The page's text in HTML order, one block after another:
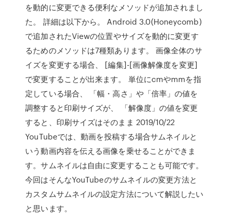
を動的に変更できる便利なメソッドが追加されまし
た。 詳細は以下から。 Android 3.0(Honeycomb)
で追加されたViewの位置やサイズを動的に変更す
るためのメソッドは7種類あります。 画像全体のサ
イズを変更する場合、 [編集]-[画像解像度を変更]
で変更することが出来ます。 単位にcmやmmを指
定している場合、 「幅・高さ」や「倍率」の値を
調整すると印刷サイズが、 「解像度」の値を変更
すると、印刷サイズはそのまま 2019/10/22
YouTubeでは、動画を投稿する場合サムネイルと
いう動画内容を伝える画像を乗せることができま
す。サムネイルは自由に変更することも可能です。
今回はそんなYouTubeのサムネイルの変更方法と
カスタムサムネイルの設定方法について解説したい
と思います。